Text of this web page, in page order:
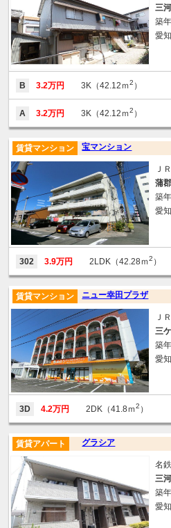
三
築
愛
B 3.2万円 3K（42.12ｍ2 ）
A 3.2万円 3K（42.12ｍ2 ）
宝マンション
賃貸マンション
Ｊ
蒲
築
愛
302 3.9万円 2LDK（42.28ｍ2 ）
ニュー幸田プラザ
賃貸マンション
Ｊ
三
築
愛
3D 4.2万円 2DK（41.8ｍ2 ）
グラシア
賃貸アパート
名
三
築
愛